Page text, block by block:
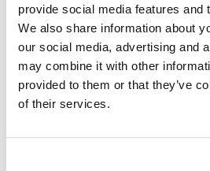
provide social media features and
We also share information about
our social media, advertising and
may combine it with other
provided to them or that they’ve
of their services.